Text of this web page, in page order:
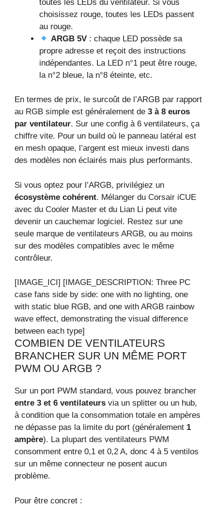
toutes les LEDs du ventilateur. Si vous
choisissez rouge, toutes les LEDs passent
au rouge.
ARGB 5V : chaque LED possède sa
propre adresse et reçoit des instructions
indépendantes. La LED n°1 peut être rouge,
la n°2 bleue, la n°8 éteinte, etc.
En termes de prix, le surcoût de l’ARGB par rapport
au RGB simple est généralement de 3 à 8 euros
par ventilateur. Sur une config à 6 ventilateurs, ça
chiffre vite. Pour un build où le panneau latéral est
en mesh opaque, l’argent est mieux investi dans
des modèles non éclairés mais plus performants.
Si vous optez pour l’ARGB, privilégiez un
écosystème cohérent. Mélanger du Corsair iCUE
avec du Cooler Master et du Lian Li peut vite
devenir un cauchemar logiciel. Restez sur une
seule marque de ventilateurs ARGB, ou au moins
sur des modèles compatibles avec le même
contrôleur.
[IMAGE_ICI] [IMAGE_DESCRIPTION: Three PC
case fans side by side: one with no lighting, one
with static blue RGB, and one with ARGB rainbow
wave effect, demonstrating the visual difference
between each type]
COMBIEN DE VENTILATEURS
BRANCHER SUR UN MÊME PORT
PWM OU ARGB ?
Sur un port PWM standard, vous pouvez brancher
entre 3 et 6 ventilateurs via un splitter ou un hub,
à condition que la consommation totale en ampères
ne dépasse pas la limite du port (généralement 1
ampère). La plupart des ventilateurs PWM
consomment entre 0,1 et 0,2 A, donc 4 à 5 ventilos
sur un même connecteur ne posent aucun
problème.
Pour être concret :